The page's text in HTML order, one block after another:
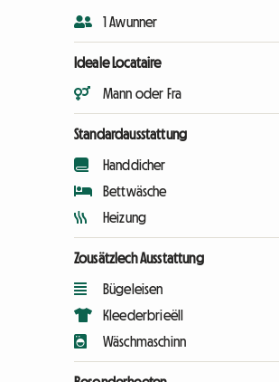
1 Awunner
Ideale Locataire
Mann oder Fra
Standardausstattung
Handdicher
Bettwäsche
Heizung
Zousätzlech Ausstattung
Bügeleisen
Kleederbrieëll
Wäschmaschinn